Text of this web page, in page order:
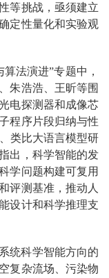
等挑战，亟须建立
定性量化和实验观
法演进”专题中，
朱浩浩、王昕等围
电探测器和成像芯
程序片段归纳与性
类比大语言模型研
出，科学智能的发
学问题构建可复用
评测基准，推动人
设计和科学推理支
统科学智能方向的
复杂流场、污染物